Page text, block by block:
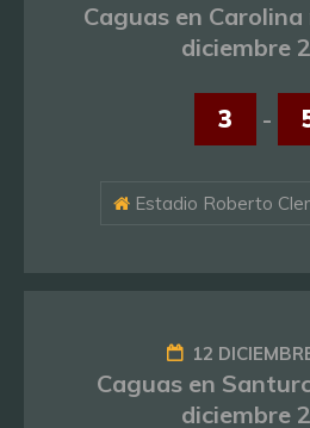
Caguas en
diciembre
3 -
Estadio Roberto
12
Caguas en
diciembre